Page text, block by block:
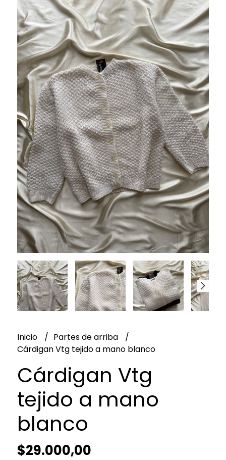
Inicio
Partes de arriba
Cárdigan Vtg tejido a mano blanco
Cárdigan Vtg
tejido a mano
blanco
$29.000,00